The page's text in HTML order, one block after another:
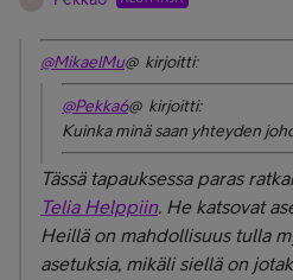
@MikaelMu@ kirjoitti:
@Pekka6@ kirjoitti:
Kuinka minä saan yhteyden
Tässä tapauksessa paras
Telia Helppiin. He katsovat
Heillä on mahdollisuus tulla
asetuksia, mikäli siellä on